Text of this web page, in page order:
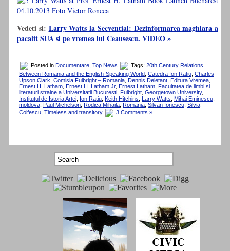
Vedeti si: Larry Watts la Secvential: Dezinformarea maghiara a
pacalit SUA si pe vremea lui Ceausescu. VIDEO »
Posted in Documentare Top News Tags: 20th Century Relations
Between Romania and the English˗Speaking World Catedra Ion Ratiu Charles
Upson Clark Comisia Fulbright – Romania Dennis Deletant Editura Vremea
Ernest H. Latham Ernest H. Latham Jr, Ernest Latham Facultatea de limbi si
literaturi straine a Universitatii Bucuresti Fulbright Georgetown University,
Institutul de Istoria Artei Ion Ratiu Keith Hitchins Larry Watts Mihai Eminescu
moldova Paul Michelson Rodica Mihaila Romania Silvan Ionescu Silvia
Colfescu Timeless and transitory 3 Comments »